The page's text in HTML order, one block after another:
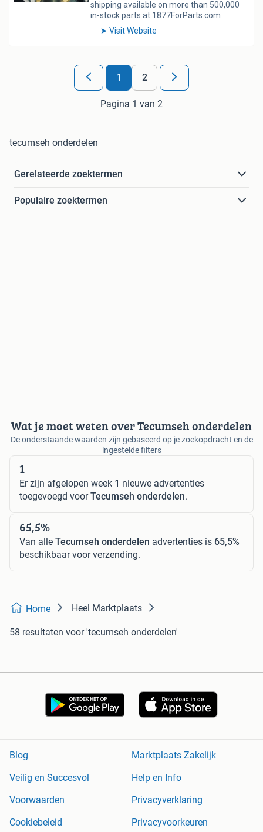
1 2
Pagina 1 van 2
tecumseh onderdelen
Gerelateerde zoektermen
Populaire zoektermen
Wat je moet weten over Tecumseh onderdelen
De onderstaande waarden zijn gebaseerd op je zoekopdracht en de
ingestelde filters
1
Er zijn afgelopen week 1 nieuwe advertenties
toegevoegd voorTecumseh onderdelen.
65,5%
Van alle Tecumseh onderdelen advertenties is 65,5%
beschikbaar voor verzending.
Home Heel Marktplaats
58 resultaten voor 'tecumseh onderdelen'
Blog
Marktplaats Zakelijk
Veilig en Succesvol
Help en Info
Voorwaarden
Privacyverklaring
Cookiebeleid
Privacyvoorkeuren